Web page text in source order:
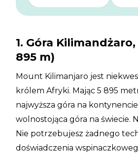
1. Góra
895 m)
Mount Kilimanjaro jest
królem Afryki. Mając 5 895
najwyższa góra na
wolnostojąca góra na świecie.
Nie potrzebujesz żadnego
doświadczenia